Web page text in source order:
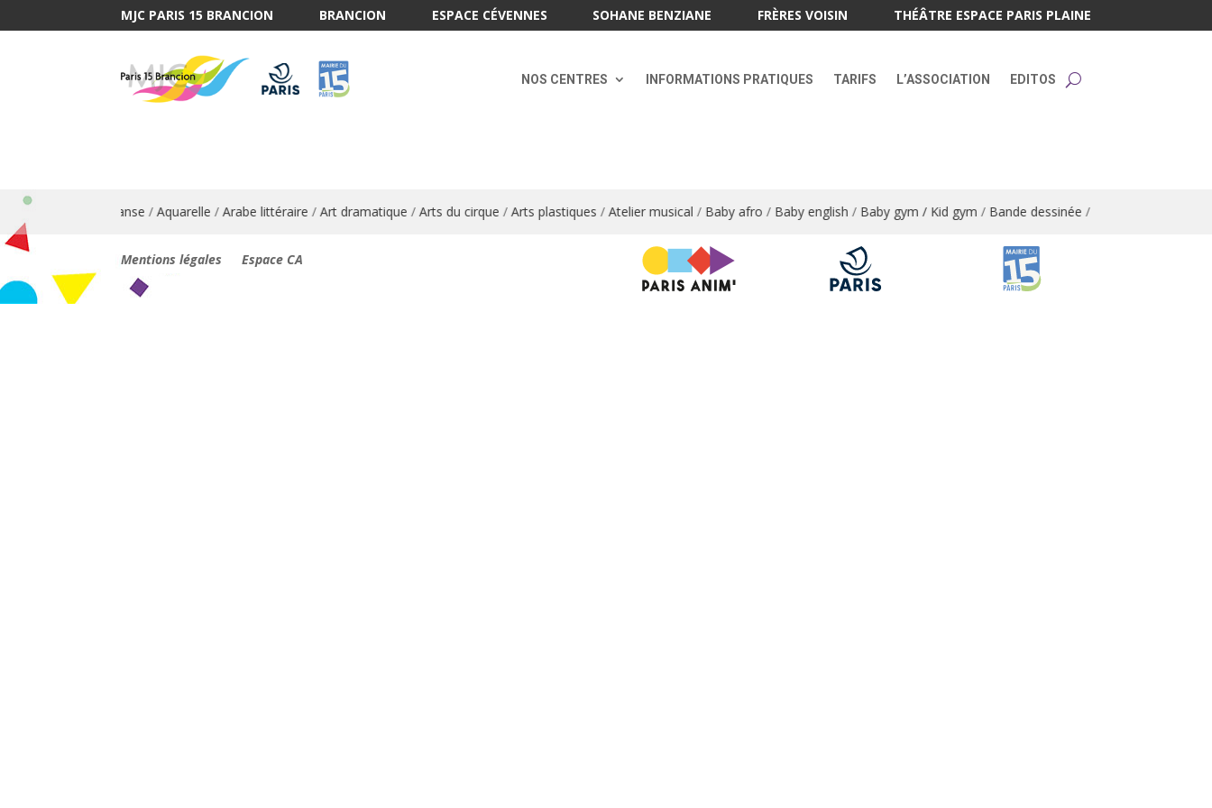
MJC PARIS 15 BRANCION BRANCION ESPACE CÉVENNES SOHANE BENZIANE FRÈRES VOISIN THÉÂTRE ESPACE PARIS PLAINE
NOS CENTRES INFORMATIONS PRATIQUES TARIFS L’ASSOCIATION EDITOS
Animation danse/ Aquarelle/ Arabe littéraire/ Art dramatique/ Arts du cirque/ Arts plastiques/ Atelier musical/ Baby afro/ Baby english/ Baby gym / Kid gym/ Bande dessinée/ Bandes dessinées /
Mentions légales Espace CA